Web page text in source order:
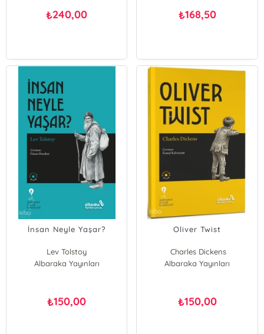
₺240,00 ₺168,50
İnsan Neyle Yaşar?
Lev Tolstoy
Albaraka Yayınları
₺150,00
Oliver Twist
Charles Dickens
Albaraka Yayınları
₺150,00